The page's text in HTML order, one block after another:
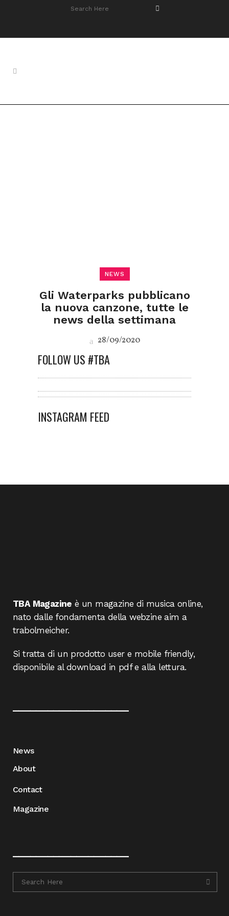
NEWS
Gli Waterparks pubblicano
la nuova canzone, tutte le
news della settimana
28/09/2020
FOLLOW US #TBA
INSTAGRAM FEED
TBA Magazine è un magazine di musica online,
nato dalle fondamenta della webzine aim a
trabolmeicher.
Si tratta di un prodotto user e mobile friendly,
disponibile al download in pdf e alla lettura.
News
About
Contact
Magazine